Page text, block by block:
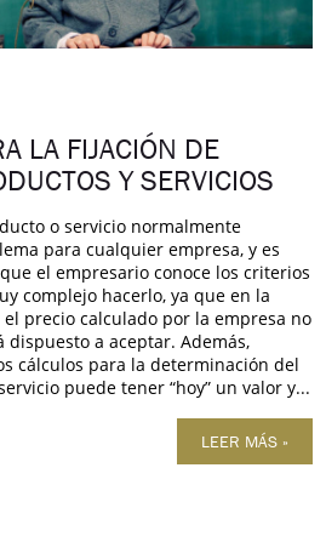
LA FIJACIÓN DE
Y SERVICIOS
o servicio normalmente
para cualquier empresa, y es
el empresario conoce los criterios
complejo hacerlo, ya que en la
precio calculado por la empresa no
dispuesto a aceptar. Además,
cálculos para la determinación del
puede tener “hoy” un valor y...
LEER MÁS »